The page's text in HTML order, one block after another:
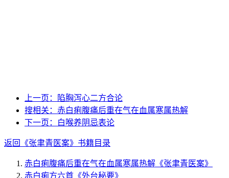
上一页：
陷胸泻心二方合论
搜相关： 赤白痢腹痛后重在气在血属寒属热解
下一页：
白喉养阴忌表论
返回《张聿青医案》书籍目录
赤白痢腹痛后重在气在血属寒属热解 《张聿青医案》
赤白痢方六首 《外台秘要》